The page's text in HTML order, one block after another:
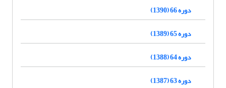
دوره 66 (1390)
دوره 65 (1389)
دوره 64 (1388)
دوره 63 (1387)